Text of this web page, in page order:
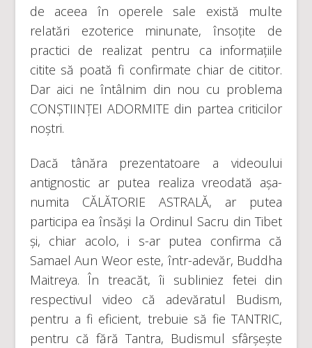
de aceea în operele sale există multe
relatări ezoterice minunate, însoțite de
practici de realizat pentru ca informațiile
citite să poată fi confirmate chiar de cititor.
Dar aici ne întâlnim din nou cu problema
CONȘTIINȚEI ADORMITE din partea criticilor
noștri.
Dacă tânăra prezentatoare a videoului
antignostic ar putea realiza vreodată așa-
numita CĂLĂTORIE ASTRALĂ, ar putea
participa ea însăși la Ordinul Sacru din Tibet
și, chiar acolo, i s-ar putea confirma că
Samael Aun Weor este, într-adevăr, Buddha
Maitreya. În treacăt, îi subliniez fetei din
respectivul video că adevăratul Budism,
pentru a fi eficient, trebuie să fie TANTRIC,
pentru că fără Tantra, Budismul sfârșește